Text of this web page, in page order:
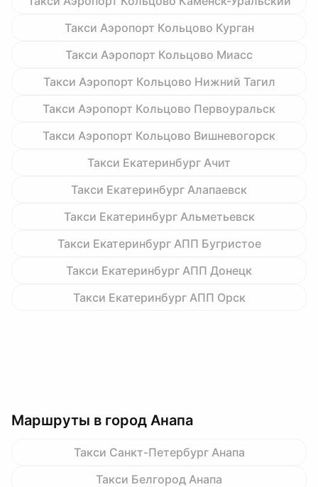
Такси Аэропорт Кольцово Курган
Такси Аэропорт Кольцово Миасс
Такси Аэропорт Кольцово Нижний Тагил
Такси Аэропорт Кольцово Первоуральск
Такси Аэропорт Кольцово Вишневогорск
Такси Екатеринбург Ачит
Такси Екатеринбург Алапаевск
Такси Екатеринбург Альметьевск
Такси Екатеринбург АПП Бугристое
Такси Екатеринбург АПП Донецк
Такси Екатеринбург АПП Орск
Маршруты в город Анапа
Такси Санкт-Петербург Анапа
Такси Белгород Анапа